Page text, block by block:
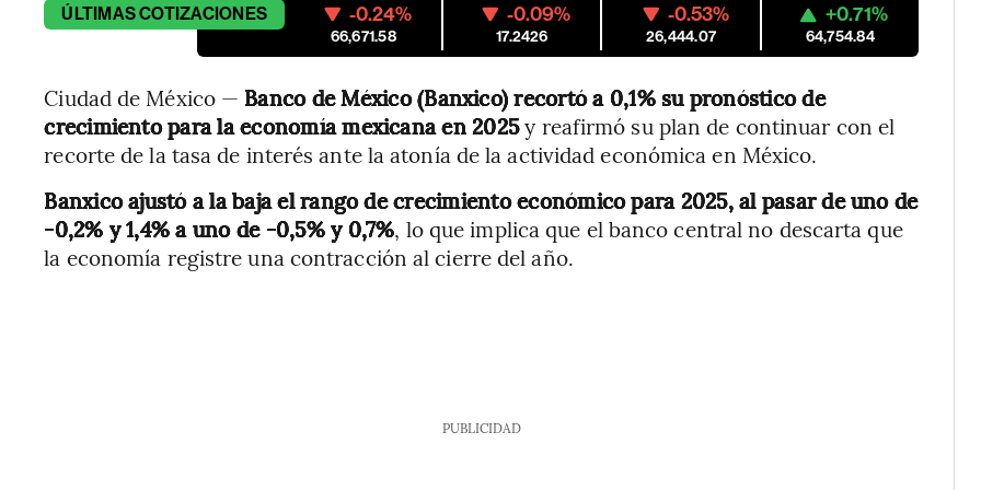
ÚLTIMASCOTIZACIONES -0.24%
66,671.58
-0.09%
17.2426
-0.53%
26,444.07
+0.71%
64,754.84
Ciudad de México — Banco de México (Banxico) recortó a 0,1% su pronóstico de
crecimiento para la economía mexicana en 2025y reafirmó su plan de continuar con el
recorte de la tasa de interés ante la atonía de la actividad económica en México.
Banxico ajustó a la baja el rango de crecimiento económico para 2025, al pasar de uno de
-0,2% y 1,4% a uno de -0,5% y 0,7%, lo que implica que el banco central no descarta que
la economía registre una contracción al cierre del año.
PUBLICIDAD